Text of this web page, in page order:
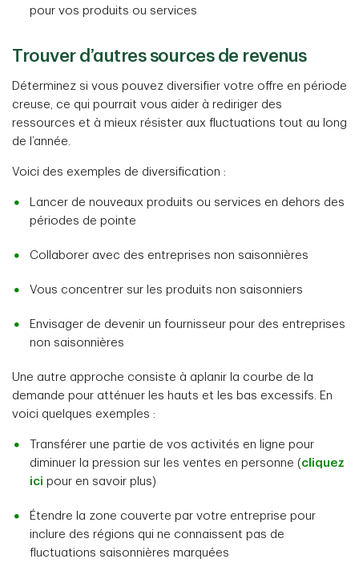
pour vos produits ou services
Trouver d’autres sources de revenus
Déterminez si vous pouvez diversifier votre offre en période
creuse, ce qui pourrait vous aider à rediriger des
ressources et à mieux résister aux fluctuations tout au long
de l’année.
Voici des exemples de diversification :
Lancer de nouveaux produits ou services en dehors des
périodes de pointe
Collaborer avec des entreprises non saisonnières
Vous concentrer sur les produits non saisonniers
Envisager de devenir un fournisseur pour des entreprises
non saisonnières
Une autre approche consiste à aplanir la courbe de la
demande pour atténuer les hauts et les bas excessifs. En
voici quelques exemples :
Transférer une partie de vos activités en ligne pour
diminuer la pression sur les ventes en personne (cliquez
ici pour en savoir plus)
Étendre la zone couverte par votre entreprise pour
inclure des régions qui ne connaissent pas de
fluctuations saisonnières marquées